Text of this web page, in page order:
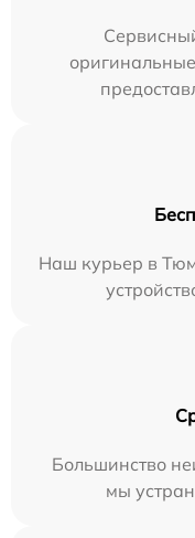
Наш курьер в
Большинство
мы